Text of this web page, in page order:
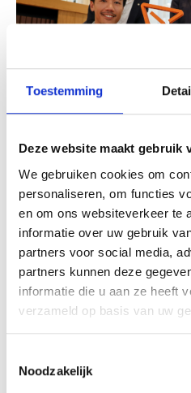
Toestemming
Deze website maakt gebruik
We gebruiken cookies om
personaliseren, om functies
en om ons websiteverkeer te
informatie over uw gebruik
partners voor social media,
partners kunnen deze
informatie die u aan ze heeft
verzameld op basis van uw
Noodzakelijk
Rabobank en Elevate-X
officieel hun
startups in Noordoost-
boost te geven.
Met het Rabo Transitie
Rabobank en Elevate-X.